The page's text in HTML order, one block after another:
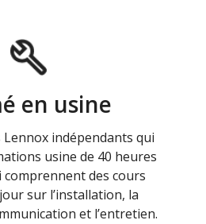
en usine
indépendants qui
usine de 40 heures
comprennent des cours
sur l’installation, la
et l’entretien.